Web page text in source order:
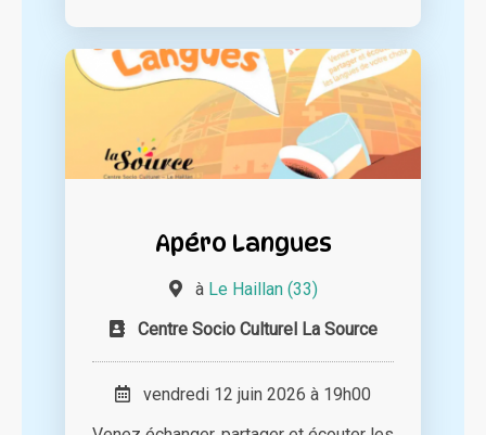
Apéro Langues
à Le Haillan (33)
Centre Socio Culturel La Source
vendredi 12 juin 2026 à 19h00